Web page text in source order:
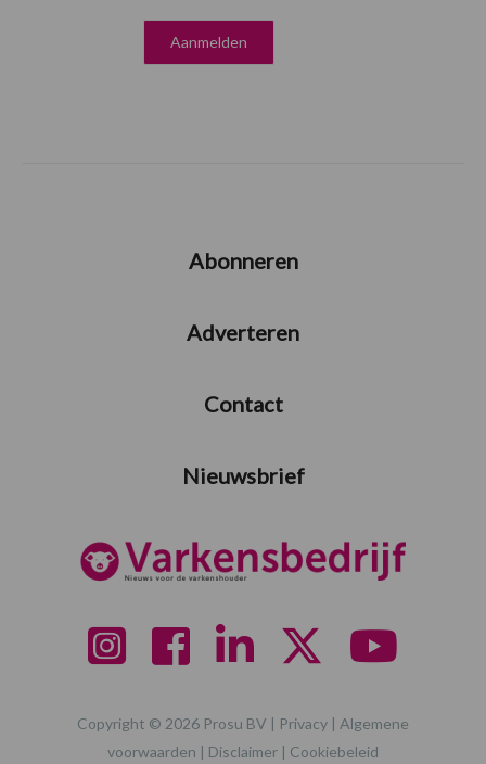
Abonneren
Adverteren
Contact
Nieuwsbrief
Copyright © 2026 Prosu BV | Privacy | Algemene
voorwaarden | Disclaimer | Cookiebeleid